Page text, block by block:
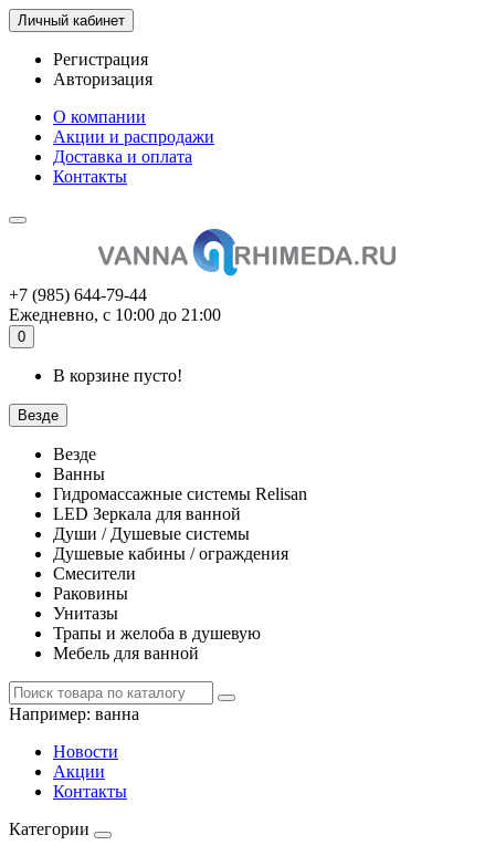
Личный кабинет
Регистрация
Авторизация
О компании
Акции и распродажи
Доставка и оплата
Контакты
+7 (985) 644-79-44
Ежедневно, с 10:00 до 21:00
0
В корзине пусто!
Везде
Везде
Ванны
Гидромассажные системы Relisan
LED Зеркала для ванной
Души / Душевые системы
Душевые кабины / ограждения
Смесители
Раковины
Унитазы
Трапы и желоба в душевую
Мебель для ванной
Например: ванна
Новости
Акции
Контакты
Категории